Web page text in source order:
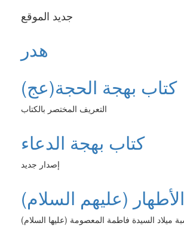
جديد الموقع
هدر
كتاب بهجة الحجة(عج)
التعريف المختصر بالكتاب
كتاب بهجة الدعاء
إصدار جديد
(عليهم السلام)
ميلاد السيدة فاطمة المعصومة (عليها السلام)